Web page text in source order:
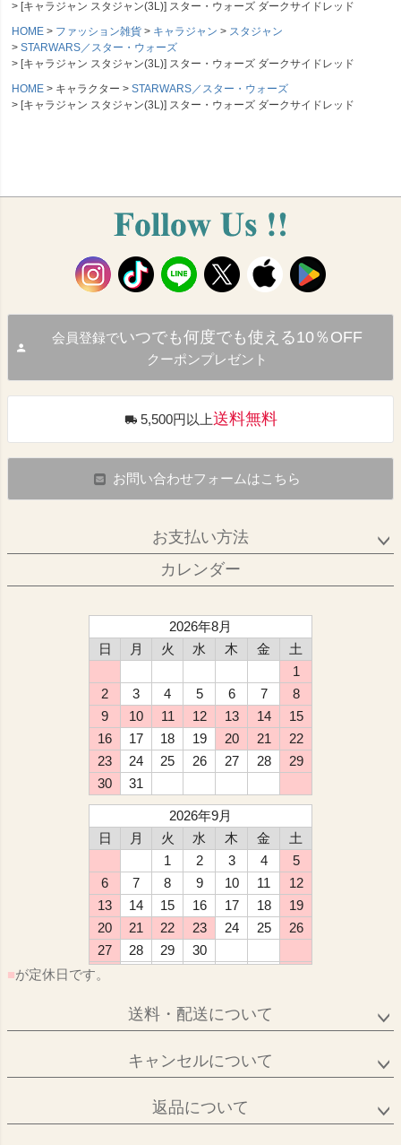
[キャラジャン スタジャン(3L)] スター・ウォーズ ダークサイドレッド
HOME
ファッション雑貨 キャラジャン
スタジャン
STARWARS／スター・ウォーズ
[キャラジャン スタジャン(3L)] スター・ウォーズ ダークサイドレッド
HOME
キャラクター
STARWARS／スター・ウォーズ
[キャラジャン スタジャン(3L)] スター・ウォーズ ダークサイドレッド
会員登録でいつでも何度でも使える10％OFF
クーポンプレゼント
5,500円以上送料無料
お問い合わせフォームはこちら
お支払い方法
カレンダー
2026年8月
日
月 火 水 木 金
土
1
2
3 4 5 6 7
8
9
10 11 12 13 14
15
16
17 18 19 20 21
22
23
24 25 26 27 28
29
30
31
2026年9月
日
月 火 水 木 金
土
1
2 3 4
5
6
7 8 9 10 11
12
13
14 15 16 17 18
19
20
21 22 23 24 25
26
27
28 29
30
■が定休日です。
送料・配送について
キャンセルについて
返品について